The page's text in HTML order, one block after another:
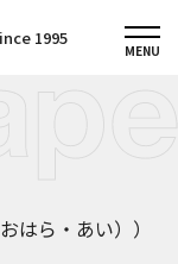
1995
はら・あい））